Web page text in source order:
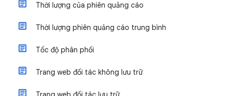
Thời lượng của phiên quảng cáo
Thời lượng phiên quảng cáo trung bình
Tốc độ phân phối
Trang web đối tác không lưu trữ